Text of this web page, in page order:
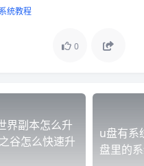
系统教程
0
界副本怎么升
谷怎么快速升
u盘有系
盘里的